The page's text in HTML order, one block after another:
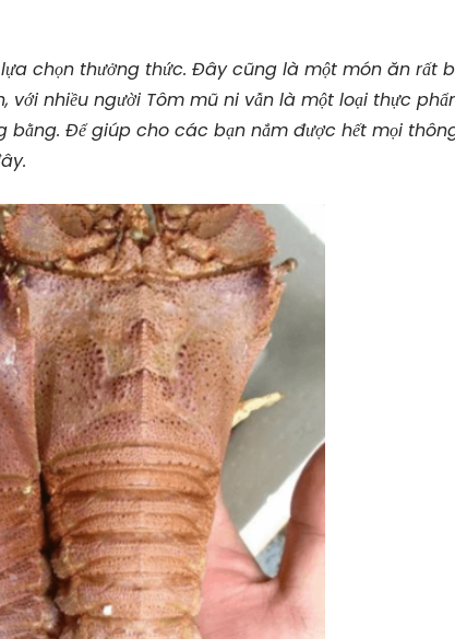
chọn thưởng thức. Đây cũng là một món ăn rất
với nhiều người Tôm mũ ni vẫn là một loại thực
bằng. Để giúp cho các bạn nắm được hết mọi